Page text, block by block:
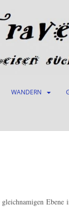
WANDERN
Ebene